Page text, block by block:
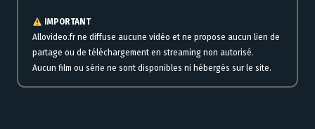
IMPORTANT
Allovideo.fr ne diffuse aucune vidéo et ne propose aucun lien de
partage ou de téléchargement en streaming non autorisé.
Aucun film ou série ne sont disponibles ni hébergés sur le site.